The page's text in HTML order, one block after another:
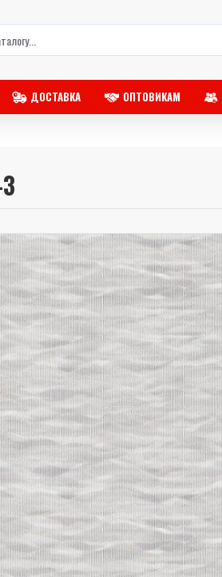
ДОСТАВКА ОПТОВИКАМ